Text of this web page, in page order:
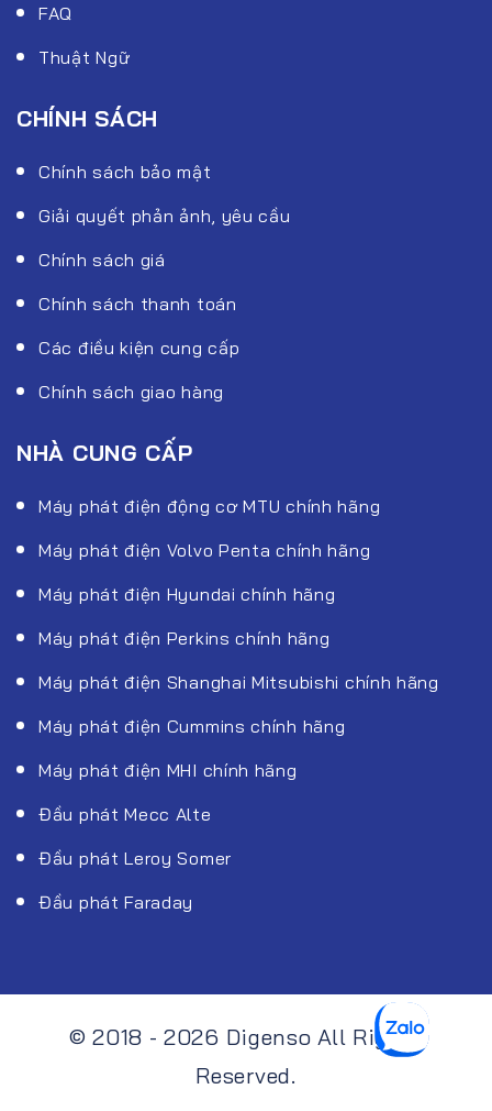
FAQ
Thuật Ngữ
CHÍNH SÁCH
Chính sách bảo mật
Giải quyết phản ảnh, yêu cầu
Chính sách giá
Chính sách thanh toán
Các điều kiện cung cấp
Chính sách giao hàng
NHÀ CUNG CẤP
Máy phát điện động cơ MTU chính hãng
Máy phát điện Volvo Penta chính hãng
Máy phát điện Hyundai chính hãng
Máy phát điện Perkins chính hãng
Máy phát điện Shanghai Mitsubishi chính hãng
Máy phát điện Cummins chính hãng
Máy phát điện MHI chính hãng
Đầu phát Mecc Alte
Đầu phát Leroy Somer
Đầu phát Faraday
© 2018 - 2026 Digenso All Rights
Reserved.